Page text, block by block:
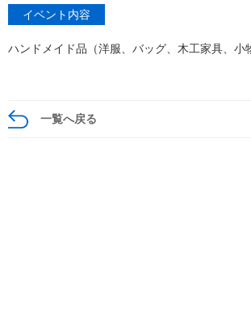
イベント内容
ハンドメイド品（洋服、バッグ、木工家具、
一覧へ戻る